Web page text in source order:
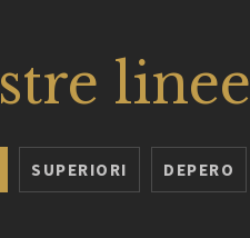
linee
SUPERIORI DEPERO